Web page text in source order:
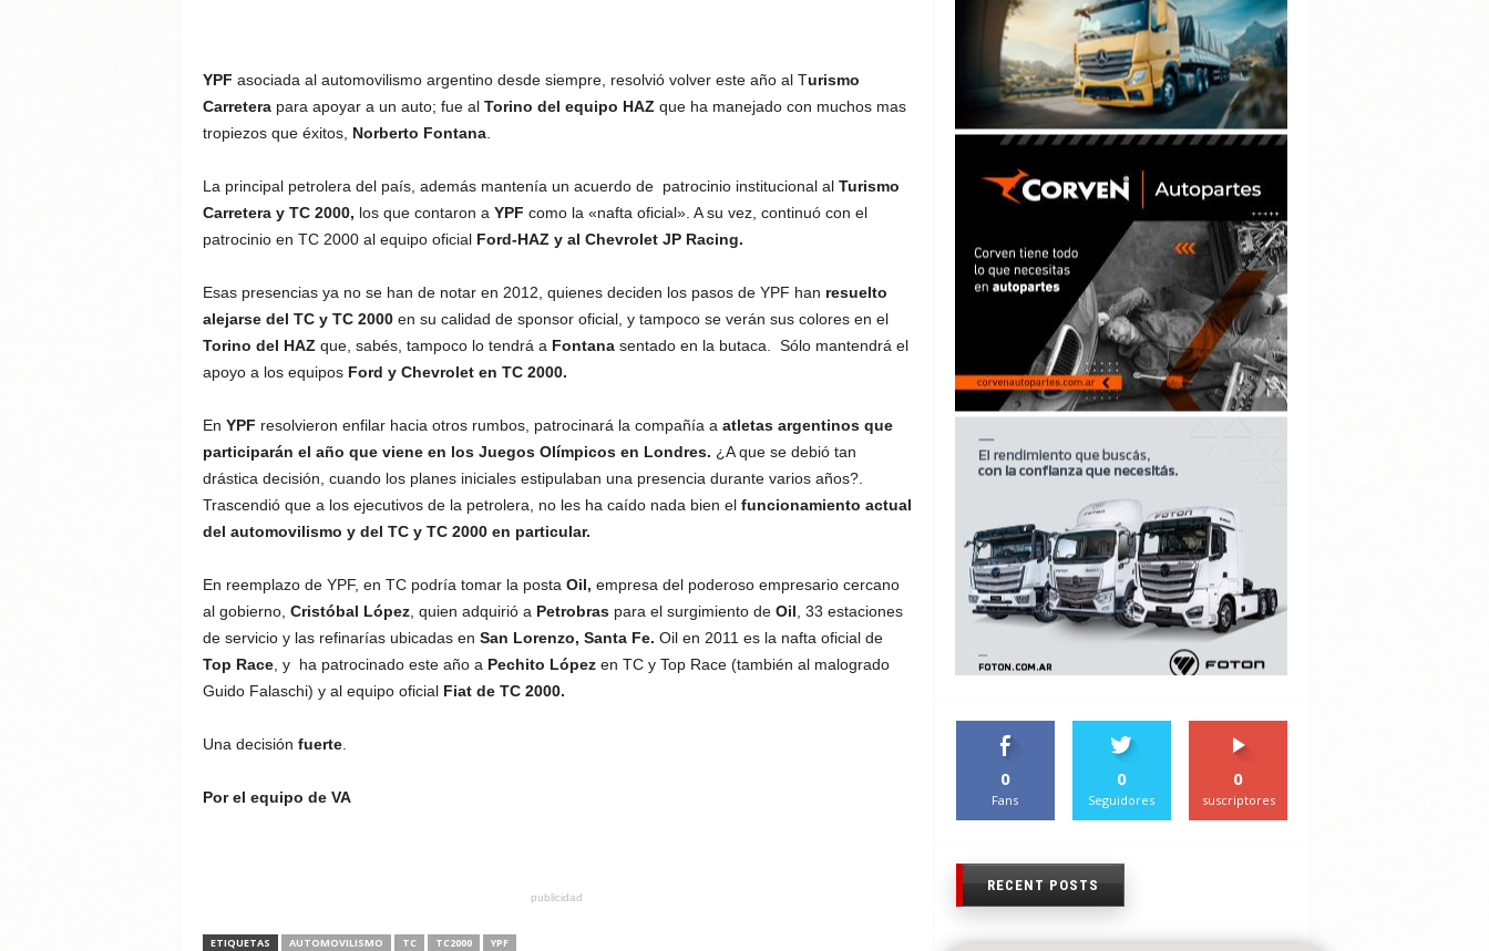
YPF asociada al automovilismo argentino desde siempre, resolvió volver este año al Turismo
Carreterapara apoyar a un auto; fue al Torino del equipo HAZ que ha manejado con muchos mas
tropiezos que éxitos, Norberto Fontana.
La principal petrolera del país, además mantenía un acuerdo de patrocinio institucional al Turismo
Carretera y TC 2000, los que contaron a YPF como la «nafta oficial». A su vez, continuó con el
patrocinio en TC 2000 al equipo oficial Ford-HAZ y al Chevrolet JP Racing.
Esas presencias ya no se han de notar en 2012, quienes deciden los pasos de YPF han resuelto
alejarse del TC y TC 2000en su calidad de sponsor oficial, y tampoco se verán sus colores en el
Torino del HAZ que, sabés, tampoco lo tendrá a Fontanasentado en la butaca. Sólo mantendrá el
apoyo a los equiposFord y Chevrolet en TC 2000.
En YPF resolvieron enfilar hacia otros rumbos, patrocinará la compañía a atletas argentinos que
participarán el año que viene en los Juegos Olímpicos en Londres. ¿A que se debió tan
drástica decisión, cuando los planes iniciales estipulaban una presencia durante varios años?.
Trascendió que a los ejecutivos de la petrolera, no les ha caído nada bien el funcionamiento actual
del automovilismo y del TC y TC 2000 en particular.
En reemplazo de YPF, en TC podría tomar la posta Oil, empresa del poderoso empresario cercano
al gobierno, Cristóbal López, quien adquirió a Petrobraspara el surgimiento deOil , 33 estaciones
de servicio y las refinarías ubicadas en San Lorenzo, Santa Fe. Oil en 2011 es la nafta oficial de
Top Race, y ha patrocinado este año a Pechito Lópezen TC y Top Race (también al malogrado
Guido Falaschi) y al equipo oficial Fiat de TC 2000.
Una decisión fuerte.
Por el equipo de VA
publicidad
ETIQUETAS AUTOMOVILISMO TC TC2000 YPF
0
Fans
0
Seguidores
0
suscriptores
RECENT POSTS